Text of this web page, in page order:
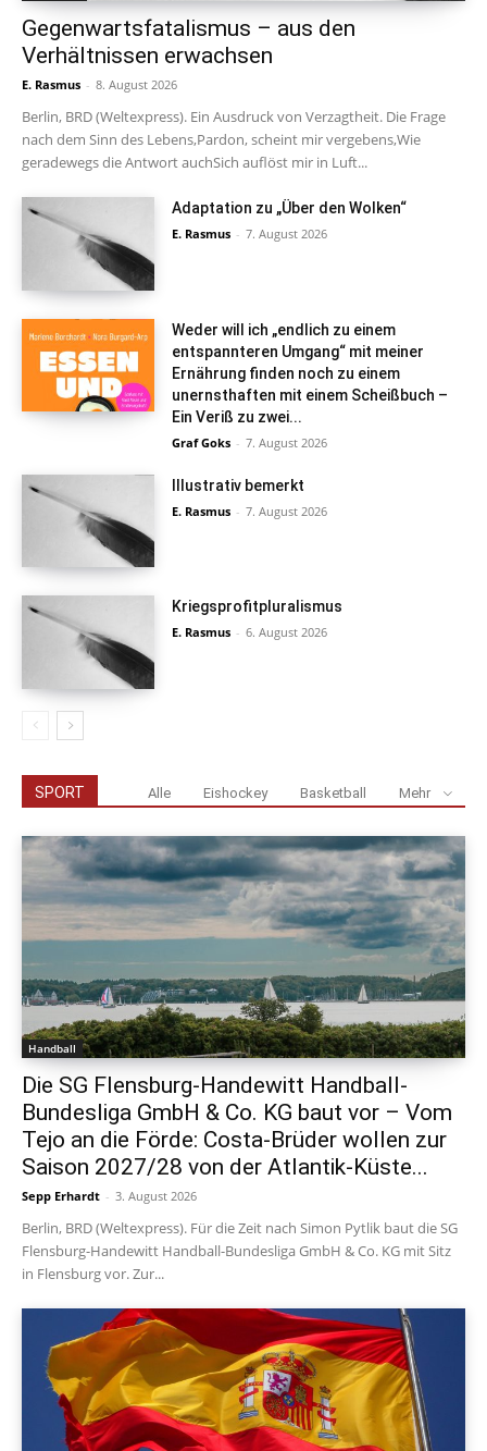
Gegenwartsfatalismus – aus den
Verhältnissen erwachsen
E. Rasmus - 8. August 2026
Berlin, BRD (Weltexpress). Ein Ausdruck von Verzagtheit. Die Frage
nach dem Sinn des Lebens,Pardon, scheint mir vergebens,Wie
geradewegs die Antwort auchSich auflöst mir in Luft...
Adaptation zu „Über den Wolken“
E. Rasmus - 7. August 2026
Weder will ich „endlich zu einem
entspannteren Umgang“ mit meiner
Ernährung finden noch zu einem
unernsthaften mit einem Scheißbuch –
Ein Veriß zu zwei...
Graf Goks - 7. August 2026
Illustrativ bemerkt
E. Rasmus - 7. August 2026
Kriegsprofitpluralismus
E. Rasmus - 6. August 2026
SPORT Alle Eishockey Basketball Mehr
Handball
Die SG Flensburg-Handewitt Handball-
Bundesliga GmbH & Co. KG baut vor – Vom
Tejo an die Förde: Costa-Brüder wollen zur
Saison 2027/28 von der Atlantik-Küste...
Sepp Erhardt - 3. August 2026
Berlin, BRD (Weltexpress). Für die Zeit nach Simon Pytlik baut die SG
Flensburg-Handewitt Handball-Bundesliga GmbH & Co. KG mit Sitz
in Flensburg vor. Zur...